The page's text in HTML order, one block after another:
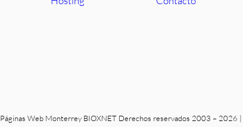
Páginas Web MonterreyBIOXNET Derechos reservados 2003 – 2026 |